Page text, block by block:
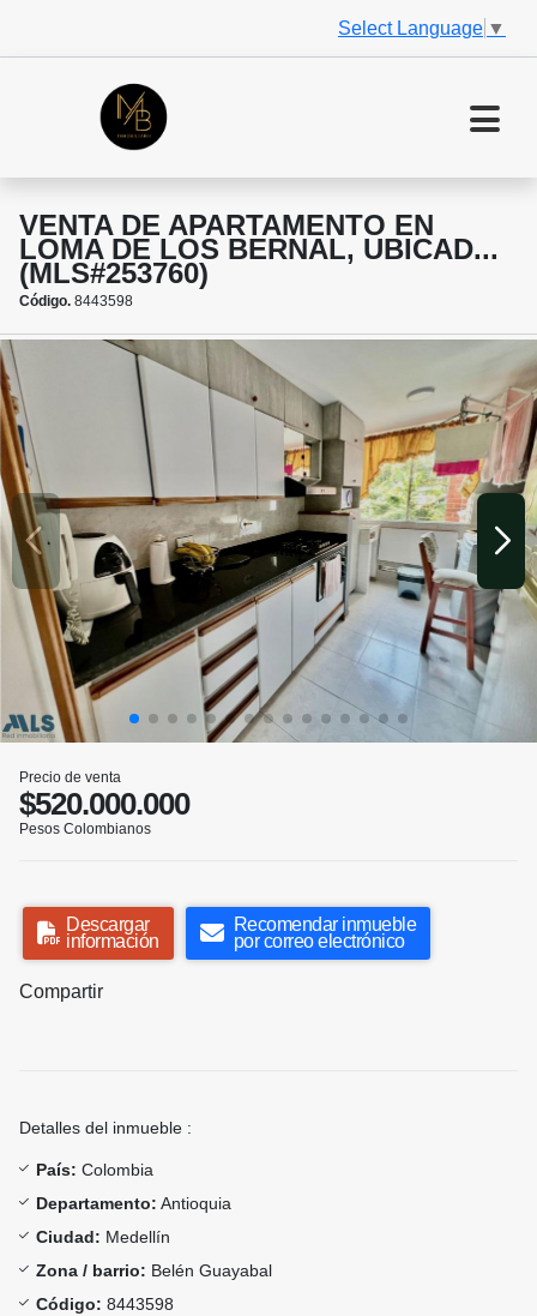
Select Language ▼
VENTA DE APARTAMENTO EN
LOMA DE LOS BERNAL, UBICAD...
(MLS#253760)
Código. 8443598
Precio de venta
$520.000.000
Pesos Colombianos
Descargar
información
Recomendar inmueble
por correo electrónico
Compartir
Detalles del inmueble :
País: Colombia
Departamento: Antioquia
Ciudad: Medellín
Zona / barrio: Belén Guayabal
Código: 8443598